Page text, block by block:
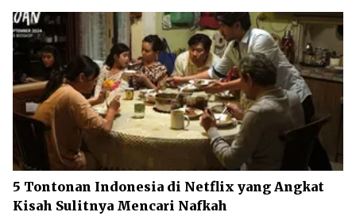
5 Tontonan Indonesia di Netflix yang Angkat
Kisah Sulitnya Mencari Nafkah